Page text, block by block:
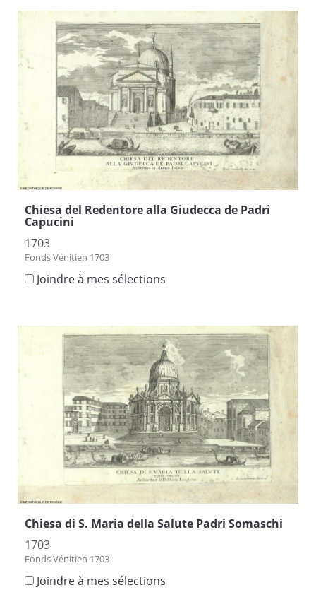
Chiesa del Redentore alla Giudecca de Padri
Capucini
1703
Fonds Vénitien 1703
Joindre à mes sélections
Chiesa di S. Maria della Salute Padri Somaschi
1703
Fonds Vénitien 1703
Joindre à mes sélections